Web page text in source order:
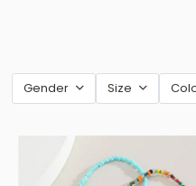
Gender Size